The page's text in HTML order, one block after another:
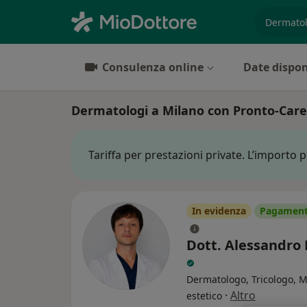
Consulenza online Date
Dermatologi a Milano con Pronto-Care
Tariffa per prestazioni private. L’importo
In evidenza
Dott. Alessandro
Dermatologo, Tricologo,
estetico · Altro